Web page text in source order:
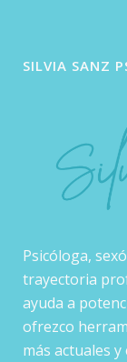
SILVIA SANZ
Psicóloga,
trayectoria
ayuda a
ofrezco
más actuales